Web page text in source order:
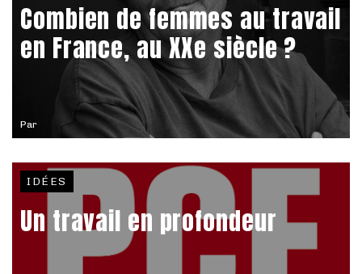
Par
Combien de femmes au travail
en France, au XXe siècle ?
IDÉES
Un travail en profondeur